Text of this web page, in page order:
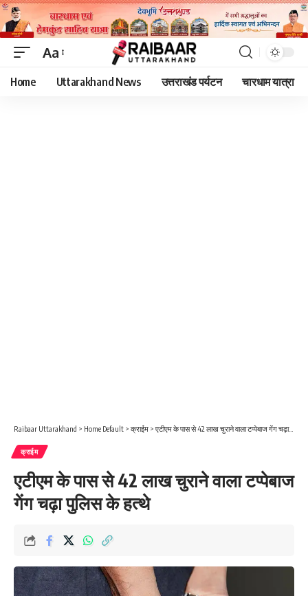
Font
Resizer
Aa
Home Uttarakhand News उत्तराखंड पर्यटन चारधाम यात्रा
Raibaar Uttarakhand > Home Default > क्राईम > एटीएम के पास से 42 लाख चुराने वाला टप्पेबाज गेंग चढ़ा पुलिस के हत्थे
क्राईम
एटीएम के पास से 42 लाख चुराने वाला टप्पेबाज
गेंग चढ़ा पुलिस के हत्थे